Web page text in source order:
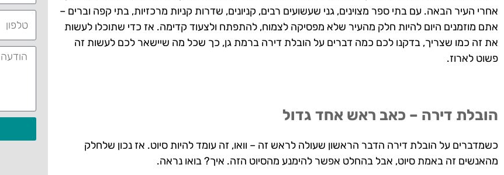
אחרי העיר הבאה. עם בתי ספר מצוינים, גני שעשועים רבים, קניונים, שדרות קניות מרכזיות, בתי קפה וברים –
אתם מוזמנים היום להיות חלק מהעיר שלא מפסיקה לצמוח, להתפתח ולצעוד קדימה. אז כדי שתוכלו לעשות
את זה כמו שצריך, בדקנו לכם כמה דברים על הובלת דירה ברמת גן, כך שכל מה שיישאר לכם לעשות זה
פשוט לארוז.
הובלת דירה – כאב ראש אחד גדול
כשמדברים על הובלת דירה הדבר הראשון שעולה לראש זה – וואו, זה עומד להיות סיוט. אז נכון שלחלק
מהאנשים זה באמת סיוט, אבל בהחלט אפשר להימנע מהסיוט הזה. איך? בואו נראה.